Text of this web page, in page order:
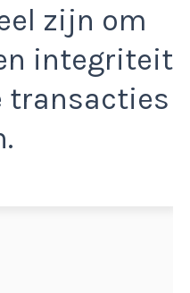
zijn om
integriteit
transacties